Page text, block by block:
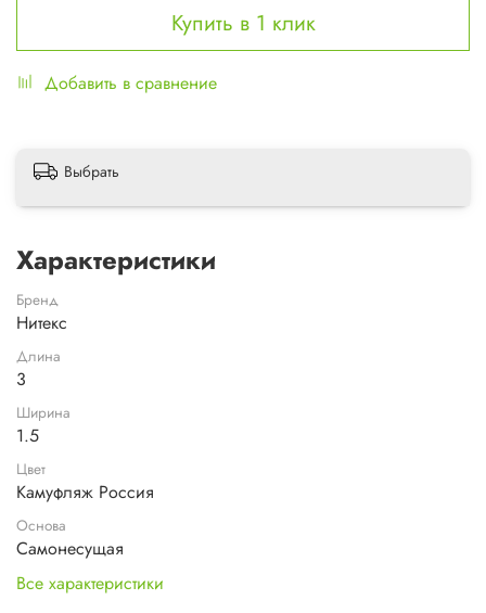
Купить в 1 клик
Добавить в сравнение
Выбрать
Характеристики
Бренд
Нитекс
Длина
3
Ширина
1.5
Цвет
Камуфляж Россия
Основа
Самонесущая
Все характеристики